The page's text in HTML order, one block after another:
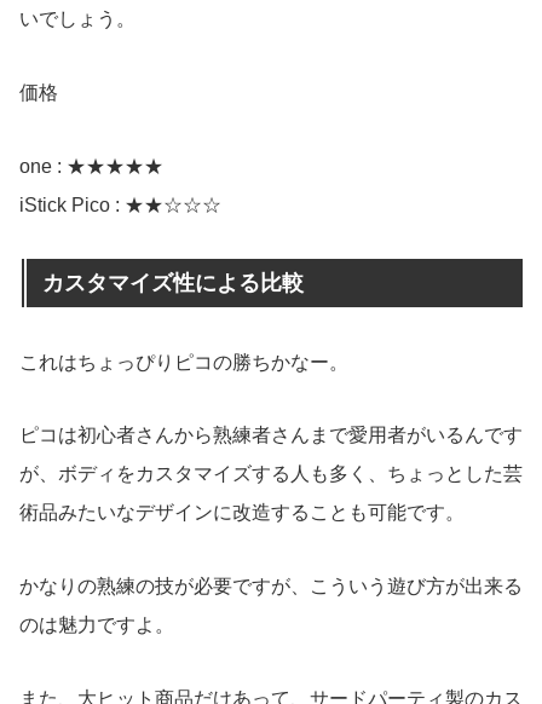
いでしょう。
価格
one : ★★★★★
iStick Pico : ★★☆☆☆
カスタマイズ性による比較
これはちょっぴりピコの勝ちかなー。
ピコは初心者さんから熟練者さんまで愛用者がいるんです
が、ボディをカスタマイズする人も多く、ちょっとした芸
術品みたいなデザインに改造することも可能です。
かなりの熟練の技が必要ですが、こういう遊び方が出来る
のは魅力ですよ。
また、大ヒット商品だけあって、サードパーティ製のカス